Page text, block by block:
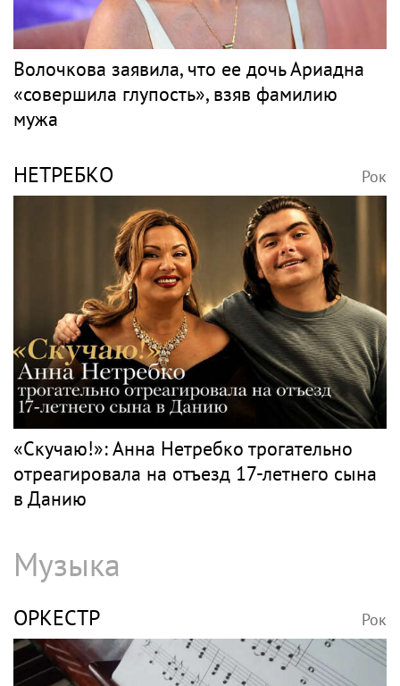
Волочкова заявила, что ее дочь Ариадна
«совершила глупость», взяв фамилию
мужа
НЕТРЕБКО Рок
«Скучаю!»: Анна Нетребко трогательно
отреагировала на отъезд 17-летнего сына
в Данию
Музыка
ОРКЕСТР Рок